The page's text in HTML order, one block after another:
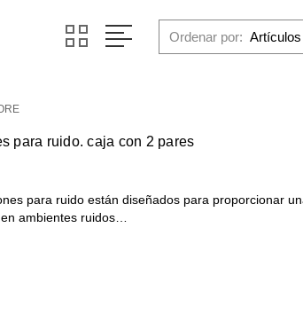
Ordenar por:
para ruido. caja con 2 pares
para ruido están diseñados para proporcionar
ambientes ruidos…